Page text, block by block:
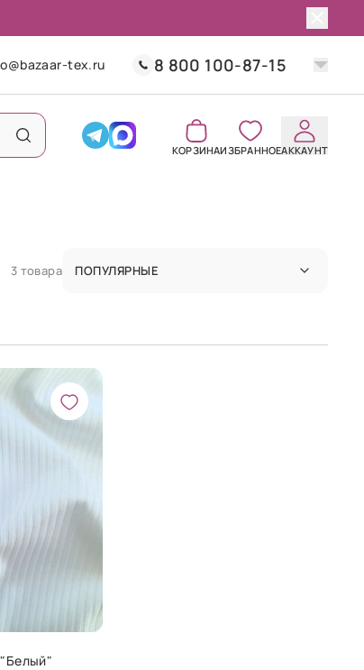
tex.ru 8 800 100-87-15
КОРЗИНАИЗБРАННОЕАККАУНТ
3 товара ПОПУЛЯРНЫЕ